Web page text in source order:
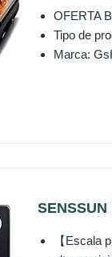
OFERTA
Tipo de
Marca:
【Escala